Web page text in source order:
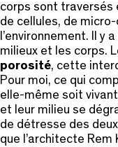
corps sont traversés
de cellules, de
l’environnement. Il y
milieux et les corps.
porosité, cette
Pour moi, ce qui
elle-même soit
et leur milieu se
de détresse des
que l’architecte